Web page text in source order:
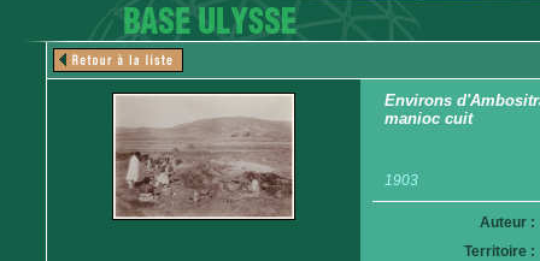
Environs
manioc cuit
1903
Auteur :
Territoire :